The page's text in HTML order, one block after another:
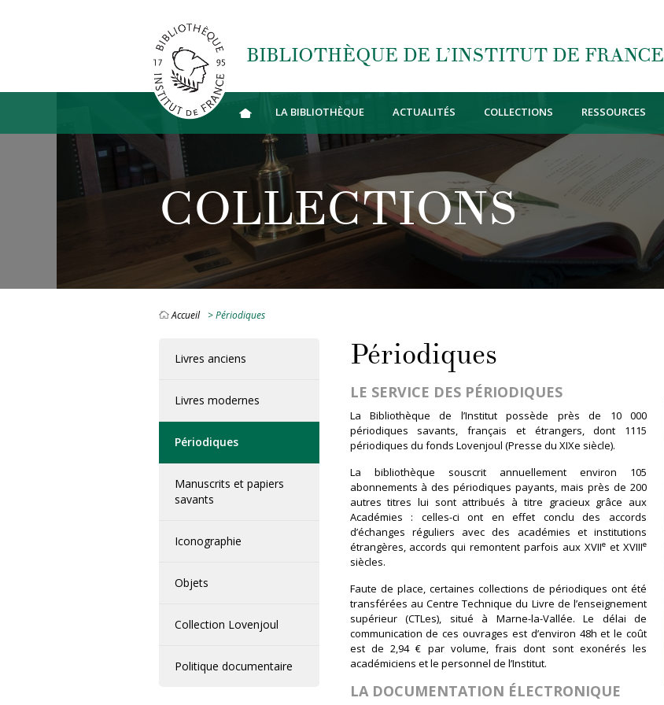
BIBLIOTHÈQUE DE L’INSTITUT DE FRANCE
LA BIBLIOTHÈQUE ACTUALITÉS COLLECTIONS RESSOURCES
COLLECTIONS
Accueil > Périodiques
Livres anciens
Livres modernes
Périodiques
Manuscrits et papiers
savants
Iconographie
Objets
Collection Lovenjoul
Politique documentaire
Périodiques
LE SERVICE DES PÉRIODIQUES
La Bibliothèque de l’Institut possède près de 10 000
périodiques savants, français et étrangers, dont 1115
périodiques du fonds Lovenjoul (Presse du XIXe siècle).
La bibliothèque souscrit annuellement environ 105
abonnements à des périodiques payants, mais près de 200
autres titres lui sont attribués à titre gracieux grâce aux
Académies : celles-ci ont en effet conclu des accords
d’échanges réguliers avec des académies et institutions
étrangères, accords qui remontent parfois aux XVIIe et XVIIIe
siècles.
Faute de place, certaines collections de périodiques ont été
transférées au Centre Technique du Livre de l’enseignement
supérieur (CTLes), situé à Marne-la-Vallée. Le délai de
communication de ces ouvrages est d’environ 48h et le coût
est de 2,94 € par volume, frais dont sont exonérés les
académiciens et le personnel de l’Institut.
LA DOCUMENTATION ÉLECTRONIQUE